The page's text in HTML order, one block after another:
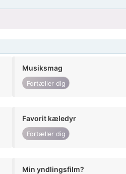
Musiksmag
Fortæller dig
Favorit kæledyr
Fortæller dig
Min yndlingsfilm?